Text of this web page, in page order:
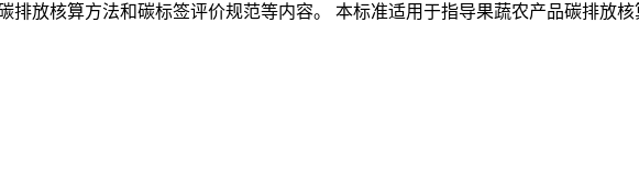
排放核算方法和碳标签评价规范等内容。 本标准适用于指导果蔬农产品碳排放